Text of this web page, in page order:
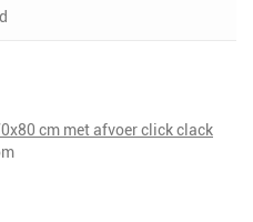
cm met afvoer click clack